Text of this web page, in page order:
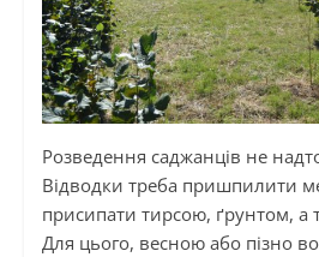
Розведення саджанців не
Відводки треба пришпилити
присипати тирсою, ґрунтом, а
Для цього, весною або пізно